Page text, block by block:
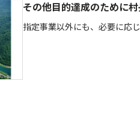
その他目的達成のために
指定事業以外にも、必要に応